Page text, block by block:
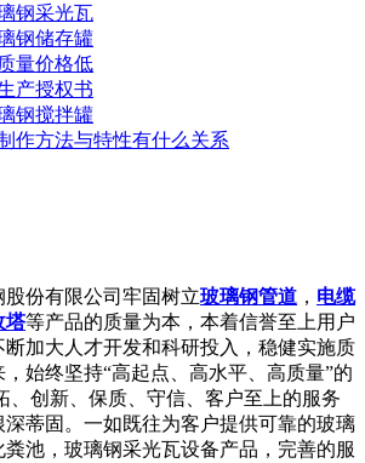
钢采光瓦
钢储存罐
量价格低
产授权书
钢搅拌罐
作方法与特性有什么关系
份有限公司牢固树立玻璃钢管道 ， 电缆
塔等产品的质量为本，本着信誉至上用户
加大人才开发和科研投入，稳健实施质
始终坚持“高起点、高水平、高质量”的
、创新、保质、守信、客户至上的服务
蒂固。一如既往为客户提供可靠的玻璃
池，玻璃钢采光瓦设备产品，完善的服